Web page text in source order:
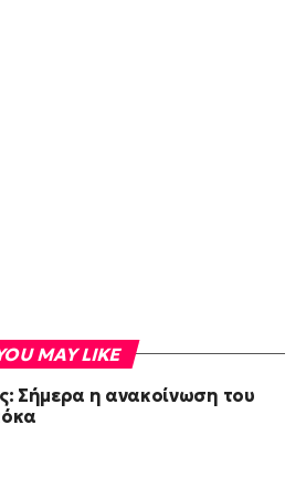
MAY LIKE
Σήμερα η ανακοίνωση του